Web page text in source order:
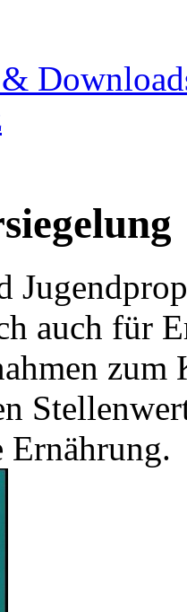
auch für
zum
Ernährung.